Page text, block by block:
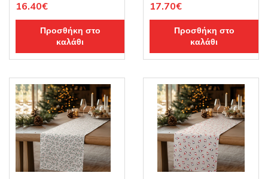
16.40€
Προσθήκη στο
καλάθι
17.70€
Προσθήκη στο
καλάθι